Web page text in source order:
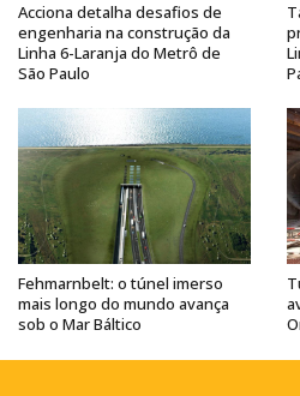
Acciona detalha desafios de
engenharia na construção da
Linha 6-Laranja do Metrô de
São Paulo
Fehmarnbelt: o túnel imerso
mais longo do mundo avança
sob o Mar Báltico